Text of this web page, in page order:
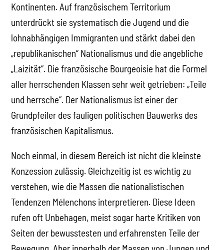
Kontinenten. Auf französischem Territorium
unterdrückt sie systematisch die Jugend und die
lohnabhängigen Immigranten und stärkt dabei den
„republikanischen“ Nationalismus und die angebliche
„Laizität“. Die französische Bourgeoisie hat die Formel
aller herrschenden Klassen sehr weit getrieben: „Teile
und herrsche“. Der Nationalismus ist einer der
Grundpfeiler des fauligen politischen Bauwerks des
französischen Kapitalismus.
Noch einmal, in diesem Bereich ist nicht die kleinste
Konzession zulässig. Gleichzeitig ist es wichtig zu
verstehen, wie die Massen die nationalistischen
Tendenzen Mélenchons interpretieren. Diese Ideen
rufen oft Unbehagen, meist sogar harte Kritiken von
Seiten der bewusstesten und erfahrensten Teile der